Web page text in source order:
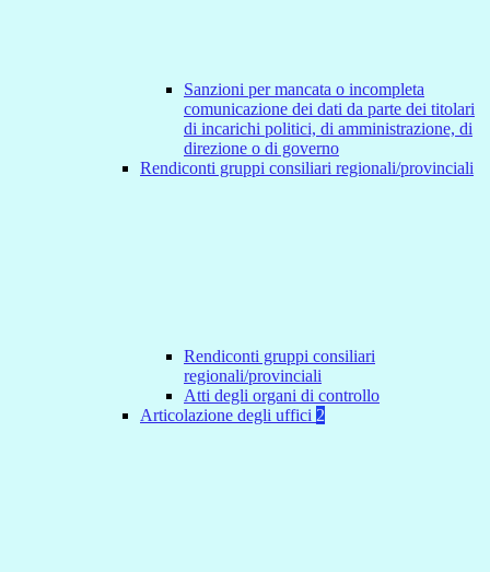
Sanzioni per mancata o incompleta
comunicazione dei dati da parte dei titolari
di incarichi politici, di amministrazione, di
direzione o di governo
Rendiconti gruppi consiliari regionali/provinciali
Rendiconti gruppi consiliari
regionali/provinciali
Atti degli organi di controllo
Articolazione degli uffici 2